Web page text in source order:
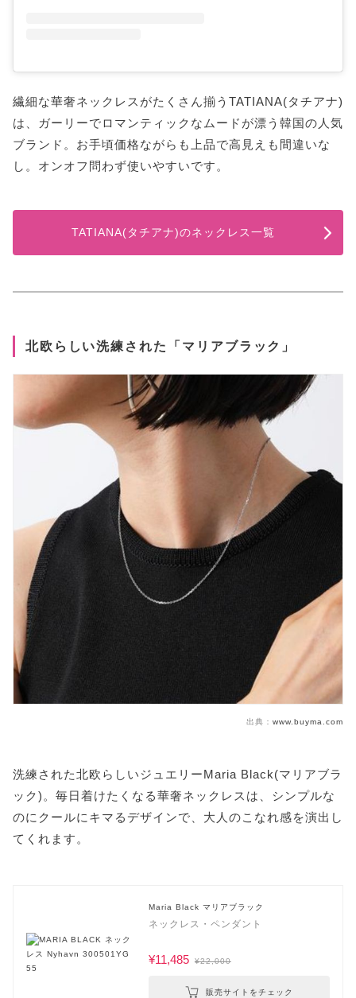
繊細な華奢ネックレスがたくさん揃うTATIANA(タチアナ)
は、ガーリーでロマンティックなムードが漂う韓国の人気
ブランド。お手頃価格ながらも上品で高見えも間違いな
し。オンオフ問わず使いやすいです。
TATIANA(タチアナ)のネックレス一覧
北欧らしい洗練された「マリアブラック」
出典： www.buyma.com
洗練された北欧らしいジュエリーMaria Black(マリアブラ
ック)。毎日着けたくなる華奢ネックレスは、シンプルな
のにクールにキマるデザインで、大人のこなれ感を演出し
てくれます。
Maria Black マリアブラック
ネックレス・ペンダント
¥11,485 ¥22,000
販売サイトをチェック